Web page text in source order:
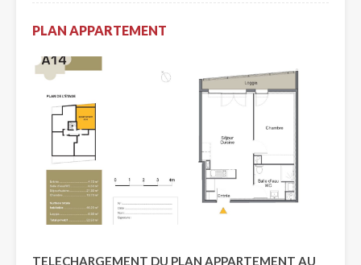
PLAN APPARTEMENT
TELECHARGEMENT DU PLAN APPARTEMENT AU